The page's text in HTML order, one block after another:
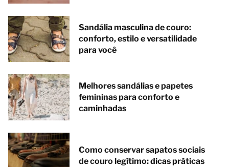
Sandália masculina de couro:
conforto, estilo e versatilidade
para você
Melhores sandálias e papetes
femininas para conforto e
caminhadas
Como conservar sapatos sociais
de couro legítimo: dicas práticas